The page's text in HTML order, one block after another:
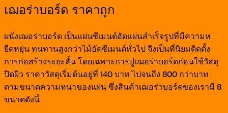
เฌอร่าบอร์ด ราคาถูก
ผนังเฌอร่าบอร์ด เป็นแผ่นซีเมนต์อัดแผ่นสำเร็จรูปที่มีความห
ยืดหยุ่น ทนทานสูงกว่าไม้อัดซีเมนต์ทั่วไป จึงเป็นที่นิยมติดตั้ง
การก่อสร้างระยะสั้น โดยเฉพาะการปูเฌอร่าบอร์ดก่อนใช้วัสดุ
ปิดผิว ราคาวัสดุเริ่มต้นอยู่ที่ 140 บาท ไปจนถึง 800 กว่าบาท
ตามขนาดความหนาของแผ่น ซึ่งสินค้าเฌอร่าบอร์ดของเรามี 8
ขนาดดังนี้